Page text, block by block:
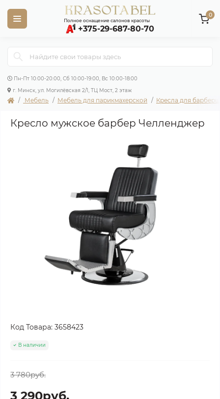
+375-29-687-80-70
Полное оснащение салонов красоты
Пн-Пт 10:00-20:00, Сб 10:00-19:00, Вс 10:00-18:00
г. Минск, ул. Могилёвская 2/1, ТЦ Мост, 2 этаж
0
Мебель Мебель для парикмахерской Кресла для
Кресло мужское барбер Челленджер
Код Товара: 3658423
В наличии
3 780руб.
3 290руб.